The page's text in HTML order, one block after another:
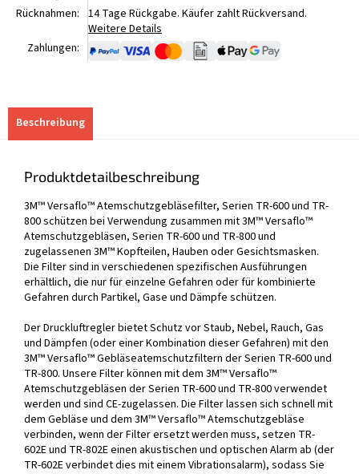
Rücknahmen: 14 Tage Rückgabe. Käufer zahlt Rückversand.
Weitere Details
Zahlungen:
Beschreibung
Produktdetailbeschreibung
3M™ Versaflo™ Atemschutzgebläsefilter, Serien TR-600 und TR-
800 schützen bei Verwendung zusammen mit 3M™ Versaflo™
Atemschutzgebläsen, Serien TR-600 und TR-800 und
zugelassenen 3M™ Kopfteilen, Hauben oder Gesichtsmasken.
Die Filter sind in verschiedenen spezifischen Ausführungen
erhältlich, die nur für einzelne Gefahren oder für kombinierte
Gefahren durch Partikel, Gase und Dämpfe schützen.
Der Druckluftregler bietet Schutz vor Staub, Nebel, Rauch, Gas
und Dämpfen (oder einer Kombination dieser Gefahren) mit den
3M™ Versaflo™ Gebläseatemschutzfiltern der Serien TR-600 und
TR-800. Unsere Filter können mit dem 3M™ Versaflo™
Atemschutzgebläsen der Serien TR-600 und TR-800 verwendet
werden und sind CE-zugelassen. Die Filter lassen sich schnell mit
dem Gebläse und dem 3M™ Versaflo™ Atemschutzgebläse
verbinden, wenn der Filter ersetzt werden muss, setzen TR-
602E und TR-802E einen akustischen und optischen Alarm ab (der
TR-602E verbindet dies mit einem Vibrationsalarm), sodass Sie